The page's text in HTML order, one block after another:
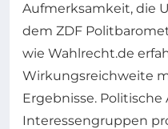
Aufmerksamkeit, die
dem ZDF
wie Wahlrecht.de
Wirkungsreichweite
Ergebnisse.
Interessengruppen